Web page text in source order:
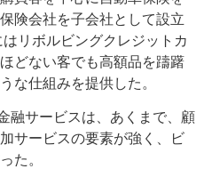
険会社を子会社として設立
リボルビングクレジットカ
どない客でも高額品を躊躇
な仕組みを提供した。
融サービスは、あくまで、顧
サービスの要素が強く、ビ
た。